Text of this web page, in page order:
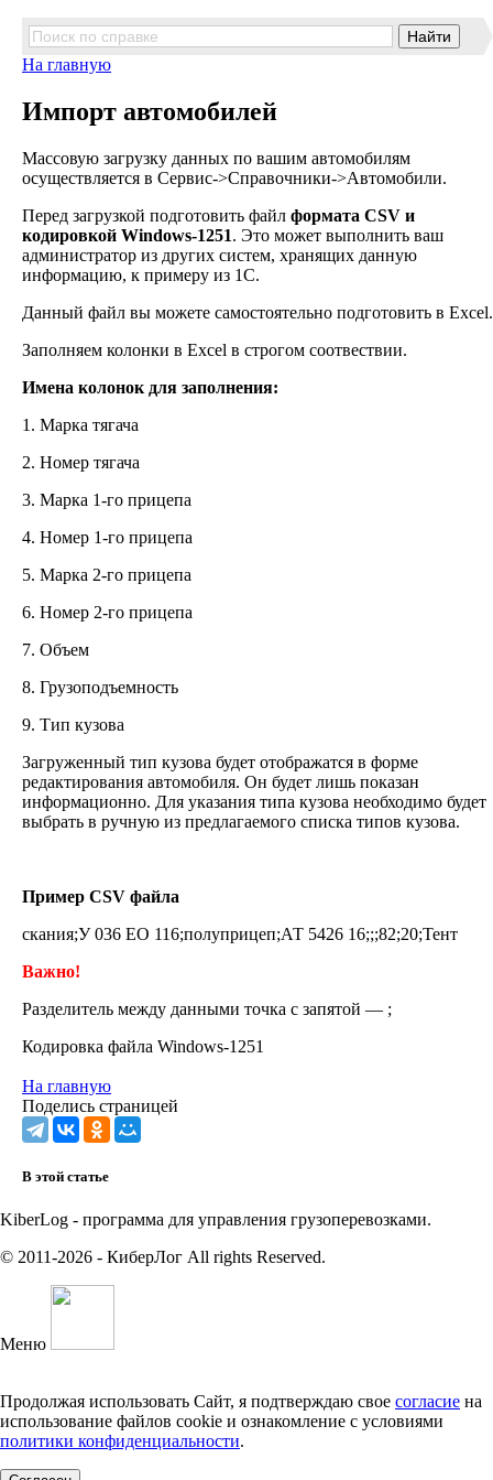
На главную
Импорт автомобилей
Массовую загрузку данных по вашим автомобилям
осуществляется в Сервис->Справочники->Автомобили.
Перед загрузкой подготовить файл формата CSV и
кодировкой Windows-1251. Это может выполнить ваш
администратор из других систем, хранящих данную
информацию, к примеру из 1С.
Данный файл вы можете самостоятельно подготовить в Excel.
Заполняем колонки в Excel в строгом соотвествии.
Имена колонок для заполнения:
1. Марка тягача
2. Номер тягача
3. Марка 1-го прицепа
4. Номер 1-го прицепа
5. Марка 2-го прицепа
6. Номер 2-го прицепа
7. Объем
8. Грузоподъемность
9. Тип кузова
Загруженный тип кузова будет отображатся в форме
редактирования автомобиля. Он будет лишь показан
информационно. Для указания типа кузова необходимо будет
выбрать в ручную из предлагаемого списка типов кузова.
Пример CSV файла
скания;У 036 ЕО 116;полуприцеп;АТ 5426 16;;;82;20;Тент
Важно!
Разделитель между данными точка с запятой — ;
Кодировка файла Windows-1251
На главную
Поделись страницей
В этой статье
KiberLog - программа для управления грузоперевозками.
© 2011-2026 - КиберЛог All rights Reserved.
Меню
Продолжая использовать Сайт, я подтверждаю свое согласие на
использование файлов cookie и ознакомление с условиями
политики конфиденциальности.